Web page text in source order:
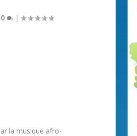
0 |
la musique afro-